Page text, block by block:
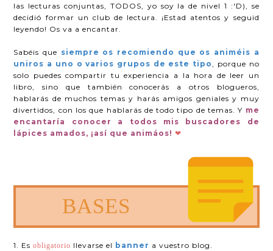
las lecturas conjuntas, TODOS, yo soy la de nivel 1 :'D), se
decidió formar un club de lectura. ¡Estad atentos y seguid
leyendo! Os va a encantar.
Sabéis que siempre os recomiendo que os animéis a
uniros a uno o varios grupos de este tipo, porque no
solo puedes compartir tu experiencia a la hora de leer un
libro, sino que también conocerás a otros blogueros,
hablarás de muchos temas y harás amigos geniales y muy
divertidos, con los que hablarás de todo tipo de temas. Y me
encantaría conocer a todos mis buscadores de
lápices amados, ¡así que animáos! ❤
BASES
1. Esobligatorio llevarse el banner a vuestro blog.